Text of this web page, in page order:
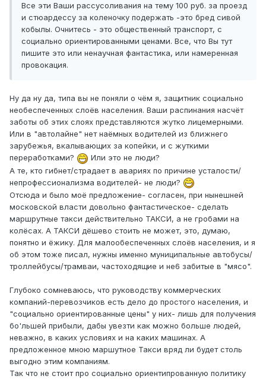
Все эти Ваши рассусоливания на тему 100 руб. за проезд
и стюардессу за коленочку подержать -это бред сивой
кобылы. Очнитесь - это общественный транспорт, с
социально ориентированными ценами. Все, что Вы тут
пишите это или ненаучная фантастика, или намеренная
провокация.
Ну да ну да, типа вы не поняли о чём я, защитник социально
необеспеченных слоёв населения. Ваши распинания насчёт
заботы об этих слоях представляются жутко лицемерными.
Или в "автолайне" нет наёмных водителей из ближнего
зарубежья, вкалывающих за копейки, и с жуткими
переработками?
Или это не люди?
А те, кто гибнет/страдает в авариях по причине усталости/
непрофессионализма водителей- не люди?
Отсюда и было моё предложение- согласен, при нынешней
московской власти довольно фантастическое- сделать
маршрутные такси действительно ТАКСИ, а не гробами на
колёсах. А ТАКСИ дёшево стоить не может, это, думаю,
понятно и ёжику. Для малообеспеченных слоёв населения, и я
об этом тоже писал, нужны именно муниципальные автобусы/
троллейбусы/трамваи, частоходящие и не6 забитые в "мясо".
Глубоко сомневаюсь, что руководству коммерческих
компаний-перевозчиков есть дело до простого населения, и
"социально ориентированные цены" у них- лишь для получения
бо'льшей прибыли, дабы увезти как можно больше людей,
неважно, в каких условиях и на каких машинах. А
предложенное мною маршутное Такси вряд ли будет столь
выгодно этим компаниям.
Так что не стоит про социально ориентипрованную политику